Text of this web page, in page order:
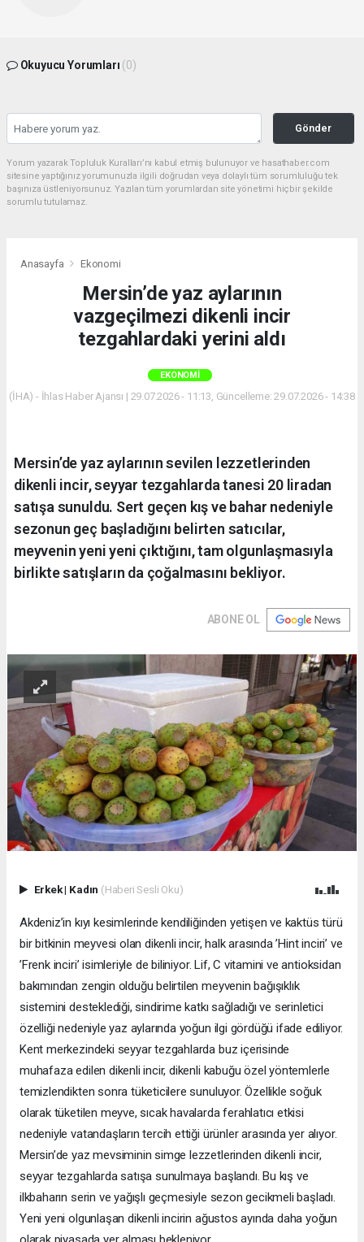
Okuyucu Yorumları (0)
Gönder
Yorum yazarak Topluluk Kuralları’nı kabul etmiş bulunuyor ve hasathaber.com
sitesine yaptığınız yorumunuzla ilgili doğrudan veya dolaylı tüm sorumluluğu tek
başınıza üstleniyorsunuz. Yazılan tüm yorumlardan site yönetimi hiçbir şekilde
sorumlu tutulamaz.
Anasayfa Ekonomi
Mersin’de yaz aylarının
vazgeçilmezi dikenli incir
tezgahlardaki yerini aldı
EKONOMI
(İHA) - İhlas Haber Ajansı | 29.07.2026 - 11:13, Güncelleme: 29.07.2026 - 14:38
Mersin’de yaz aylarının sevilen lezzetlerinden
dikenli incir, seyyar tezgahlarda tanesi 20 liradan
satışa sunuldu. Sert geçen kış ve bahar nedeniyle
sezonun geç başladığını belirten satıcılar,
meyvenin yeni yeni çıktığını, tam olgunlaşmasıyla
birlikte satışların da çoğalmasını bekliyor.
ABONE OL
Erkek| Kadın (Haberi Sesli Oku)
Akdeniz’in kıyı kesimlerinde kendiliğinden yetişen ve kaktüs türü
bir bitkinin meyvesi olan dikenli incir, halk arasında ’Hint inciri’ ve
’Frenk inciri’ isimleriyle de biliniyor. Lif, C vitamini ve antioksidan
bakımından zengin olduğu belirtilen meyvenin bağışıklık
sistemini desteklediği, sindirime katkı sağladığı ve serinletici
özelliği nedeniyle yaz aylarında yoğun ilgi gördüğü ifade ediliyor.
Kent merkezindeki seyyar tezgahlarda buz içerisinde
muhafaza edilen dikenli incir, dikenli kabuğu özel yöntemlerle
temizlendikten sonra tüketicilere sunuluyor. Özellikle soğuk
olarak tüketilen meyve, sıcak havalarda ferahlatıcı etkisi
nedeniyle vatandaşların tercih ettiği ürünler arasında yer alıyor.
Mersin’de yaz mevsiminin simge lezzetlerinden dikenli incir,
seyyar tezgahlarda satışa sunulmaya başlandı. Bu kış ve
ilkbaharın serin ve yağışlı geçmesiyle sezon gecikmeli başladı.
Yeni yeni olgunlaşan dikenli incirin ağustos ayında daha yoğun